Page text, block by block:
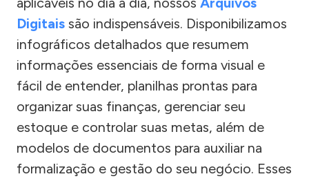
Digitais são indispensáveis. Disponibilizamos
infográficos detalhados que resumem
informações essenciais de forma visual e
fácil de entender, planilhas prontas para
organizar suas finanças, gerenciar seu
estoque e controlar suas metas, além de
modelos de documentos para auxiliar na
formalização e gestão do seu negócio. Esses